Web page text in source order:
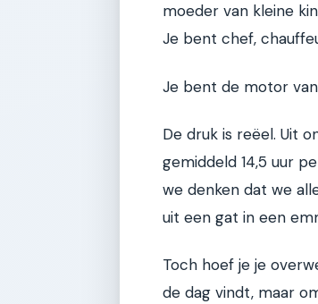
moeder van kleine
Je bent chef,
Je bent de motor
De druk is reëel. Uit
gemiddeld 14,5 uur
we denken dat we
uit een gat in een
Toch hoef je je
de dag vindt, maar